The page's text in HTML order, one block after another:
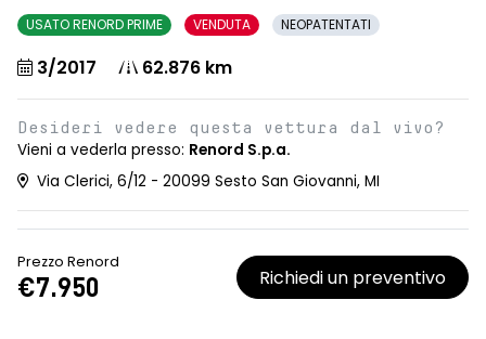
USATO RENORD PRIME VENDUTA NEOPATENTATI
3/2017 62.876 km
Desideri vedere questa vettura dal vivo?
Vieni a vederla presso: Renord S.p.a.
Via Clerici, 6/12 - 20099 Sesto San Giovanni, MI
Prezzo Renord
€7.950 Richiedi un preventivo